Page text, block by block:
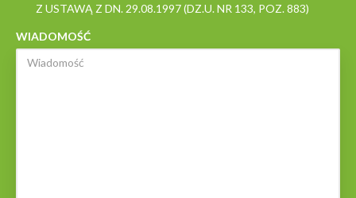
Z USTAWĄ Z DN. 29.08.1997 (DZ.U. NR 133, POZ. 883)
WIADOMOŚĆ